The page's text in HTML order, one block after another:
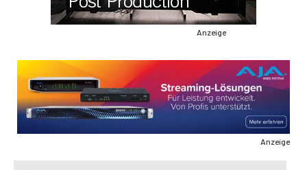
Anzeige
Anzeige